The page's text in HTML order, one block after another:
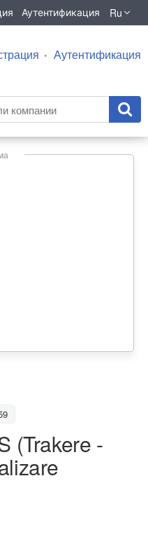
Аутентификация Ru
Аутентификация
(Trakere -